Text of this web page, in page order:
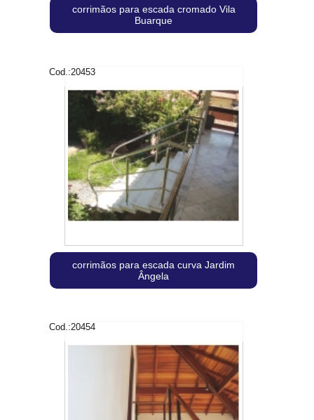
corrimãos para escada cromado Vila
Buarque
Cod.:20453
corrimãos para escada curva Jardim
Ângela
Cod.:20454